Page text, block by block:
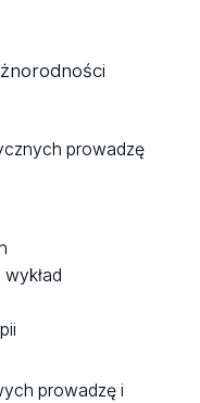
prowadzę
prowadzę i